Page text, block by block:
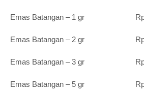
Emas Batangan – 1 gr Rp
Emas Batangan – 2 gr Rp
Emas Batangan – 3 gr Rp
Emas Batangan – 5 gr Rp